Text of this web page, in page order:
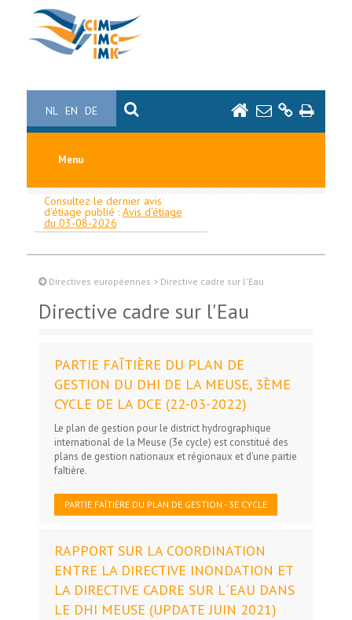
NL EN DE
Menu
Consultez le dernier avis
d'étiage publié : Avis d’étiage
du 03-08-2026
Directives européennes > Directive cadre sur l'Eau
Directive cadre sur l'Eau
PARTIE FAÎTIÈRE DU PLAN DE
GESTION DU DHI DE LA MEUSE, 3ÈME
CYCLE DE LA DCE (22-03-2022)
Le plan de gestion pour le district hydrographique
international de la Meuse (3e cycle) est constitué des
plans de gestion nationaux et régionaux et d'une partie
faîtière.
PARTIE FAÎTIÈRE DU PLAN DE GESTION - 3E CYCLE
RAPPORT SUR LA COORDINATION
ENTRE LA DIRECTIVE INONDATION ET
LA DIRECTIVE CADRE SUR L´EAU DANS
LE DHI MEUSE (UPDATE JUIN 2021)